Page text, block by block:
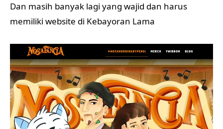
Dan masih banyak lagi yang wajid dan harus
memiliki website di Kebayoran Lama